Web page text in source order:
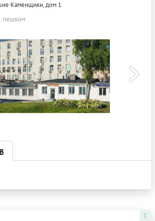
Каменщики, дом 1
пешком
C